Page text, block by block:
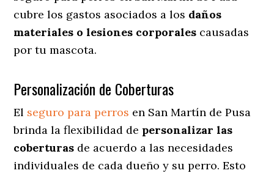
cubre los gastos asociados a los daños
materiales o lesiones corporales causadas
por tu mascota.
Personalización de Coberturas
El seguro para perros en San Martín de Pusa
brinda la flexibilidad de personalizar las
coberturas de acuerdo a las necesidades
individuales de cada dueño y su perro. Esto